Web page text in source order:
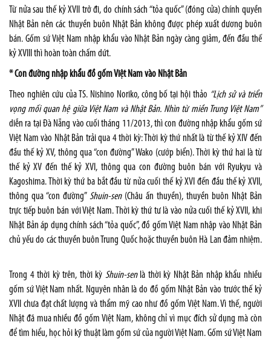
Từ nửa sau thế kỷ XVII trở đi, do chính sách “tỏa quốc” (đóng cửa) chính quyền
Nhật Bản nên các thuyền buôn Nhật Bản không được phép xuất dương buôn
bán. Gốm sứ Việt Nam nhập khẩu vào Nhật Bản ngày càng giảm, đến đầu thế
kỷ XVIII thì hoàn toàn chấm dứt.
* Con đường nhập khẩu đồ gốm Việt Nam vào Nhật Bản
Theo nghiên cứu của TS. Nishino Noriko, công bố tại hội thảo “Lịch sử và triển
vọng mối quan hệ giữa Việt Nam và Nhật Bản. Nhìn từ miền Trung Việt Nam”
diễn ra tại Đà Nẵng vào cuối tháng 11/2013, thì con đường nhập khẩu gốm sứ
Việt Nam vào Nhật Bản trải qua 4 thời kỳ: Thời kỳ thứ nhất là từ thế kỷ XIV đến
đầu thế kỷ XV, thông qua “con đường” Wako (cướp biển). Thời kỳ thứ hai là từ
thế kỷ XV đến thế kỷ XVI, thông qua con đường buôn bán với Ryukyu và
Kagoshima. Thời kỳ thứ ba bắt đầu từ nửa cuối thế kỷ XVI đến đầu thế kỷ XVII,
thông qua “con đường” Shuin-sen(Châu ấn thuyền), thuyền buôn Nhật Bản
trực tiếp buôn bán với Việt Nam. Thời kỳ thứ tư là vào nửa cuối thế kỷ XVII, khi
Nhật Bản áp dụng chính sách “tỏa quốc”, đồ gốm Việt Nam nhập vào Nhật Bản
chủ yếu do các thuyền buôn Trung Quốc hoặc thuyền buôn Hà Lan đảm nhiệm.
Trong 4 thời kỳ trên, thời kỳ Shuin-senlà thời kỳ Nhật Bản nhập khẩu nhiều
gốm sứ Việt Nam nhất. Nguyên nhân là do đồ gốm Nhật Bản vào trước thế kỷ
XVII chưa đạt chất lượng và thẩm mỹ cao như đồ gốm Việt Nam. Vì thế, người
Nhật đã mua nhiều đồ gốm Việt Nam, không chỉ vì mục đích sử dụng mà còn
để tìm hiểu, học hỏi kỹ thuật làm gốm sứ của người Việt Nam. Gốm sứ Việt Nam